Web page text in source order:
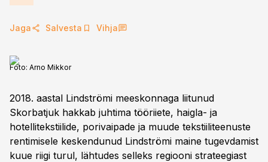
Jaga Salvesta Vihja
Foto: Arno Mikkor
2018. aastal Lindströmi meeskonnaga liitunud
Skorbatjuk hakkab juhtima tööriiete, haigla- ja
hotellitekstiilide, porivaipade ja muude tekstiiliteenuste
rentimisele keskendunud Lindströmi maine tugevdamist
kuue riigi turul, lähtudes selleks regiooni strateegiast